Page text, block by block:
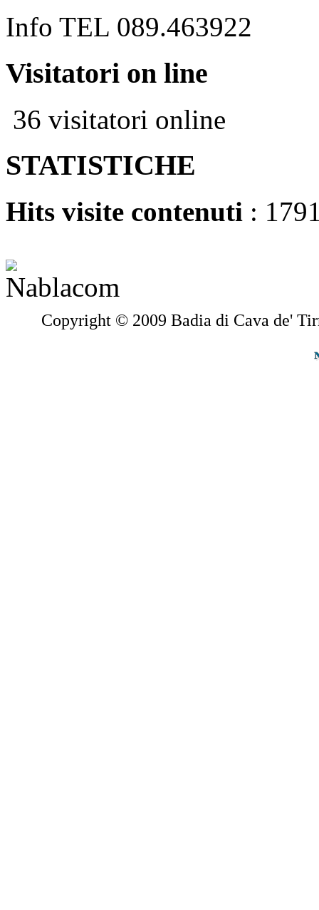
Info TEL 089.463922
Visitatori on line
36 visitatori online
STATISTICHE
Hits visite contenuti :
Copyright © 2009 Badia di Cava de'